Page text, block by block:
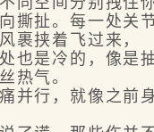
撕扯。每一处关
裹挟着飞过来，
是冷的，像是
热气。
行，就像之前